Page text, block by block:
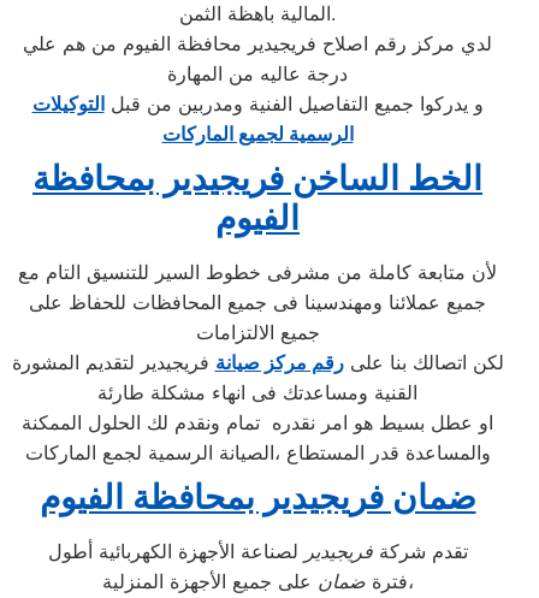
المالية باهظة الثمن.
لدي مركز رقم اصلاح فريجيدير محافظة الفيوم من هم علي
درجة عاليه من المهارة
و يدركوا جميع التفاصيل الفنية ومدربين من قبلالتوكيلات
الرسمية لجميع الماركات
الخط الساخن فريجيدير بمحافظة
الفيوم
لأن متابعة كاملة من مشرفى خطوط السير للتنسيق التام مع
جميع عملائنا ومهندسينا فى جميع المحافظات للحفاظ على
جميع الالتزامات
لكن اتصالك بنا علىرقم مركز صيانة فريجيدير لتقديم المشورة
القنية ومساعدتك فى انهاء مشكلة طارئة
او عطل بسيط هو امر نقدره تمام ونقدم لك الحلول الممكنة
والمساعدة قدر المستطاع ،الصيانة الرسمية لجمع الماركات
ضمان فريجيدير بمحافظة الفيوم
تقدم شركةفريجيدير لصناعة الأجهزة الكهربائية أطول
فترةضمان
على جميع الأجهزة المنزلية،